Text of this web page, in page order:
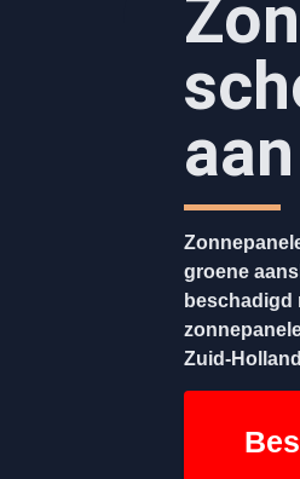
groene
beschadigd
Zuid-